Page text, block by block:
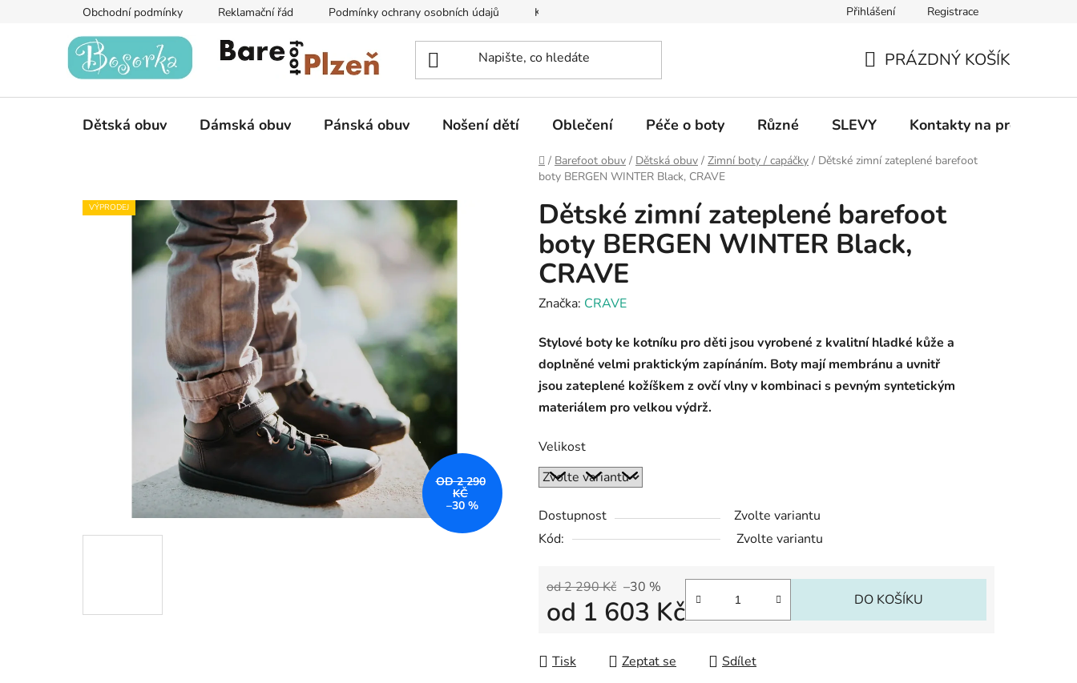
Obchodní podmínky Reklamační řád Podmínky ochrany osobních údajů Kontakty na prodejny Informace k on-line platbám Odstoupení od
Přihlášení Registrace
KOŠÍK
PRÁZDNÝ KOŠÍK
Dětská obuv Dámská obuv Pánská obuv Nošení dětí Oblečení Péče o boty Různé SLEVY Kontakty na prodejny
Domů
/ Barefoot obuv / Dětská obuv / Zimní boty / capáčky / Dětské zimní zateplené barefoot
boty BERGEN WINTER Black, CRAVE
Dětské zimní zateplené barefoot
boty BERGEN WINTER Black,
CRAVE
Značka: CRAVE
Stylové boty ke kotníku pro děti jsou vyrobené z kvalitní hladké kůže a
doplněné velmi praktickým zapínáním. Boty mají membránu a uvnitř
jsou zateplené kožíškem z ovčí vlny v kombinaci s pevným syntetickým
materiálem pro velkou výdrž.
Velikost
Dostupnost
Zvolte variantu
Kód:
Zvolte variantu
od 2 290 Kč –30 %
od 1 603 Kč DO KOŠÍKU
Tisk Zeptat se Sdílet
VÝPRODEJ
OD 2 290
KČ
–30 %